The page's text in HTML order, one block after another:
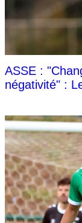
ASSE :
négativité" :